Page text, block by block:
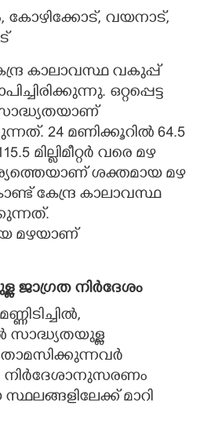
കോഴിക്കോട്, വയനാട്,
കാലാവസ്ഥ വകുപ്പ്
ഒറ്റപ്പെട്ട
സാദ്ധ്യതയാണ്
24 മണിക്കൂറിൽ 64.5
മില്ലിമീറ്റർ വരെ മഴ
ശക്തമായ മഴ
കേന്ദ്ര കാലാവസ്ഥ
മഴയാണ്
നിർദേശം
സാദ്ധ്യതയുള്ള
താമസിക്കുന്നവർ
മാറി